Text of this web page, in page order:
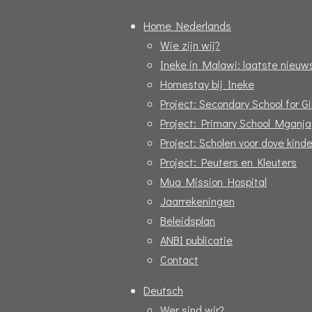
k
p
Home Nederlands
Wie zijn wij?
Ineke in Malawi: laatste
Homestay bij Ineke
Project: Secondary School for
Project: Primary School Mganja
Project: Scholen voor dove
Project: Peuters en Kleuters
Mua Mission Hospital
Jaarrekeningen
Beleidsplan
ANBI publicatie
Contact
Deutsch